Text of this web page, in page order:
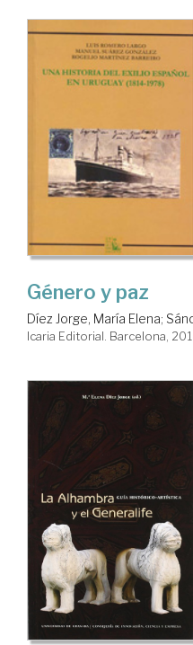
Género y paz
Díez Jorge, María Elena;
Icaria Editorial. Barcelona,